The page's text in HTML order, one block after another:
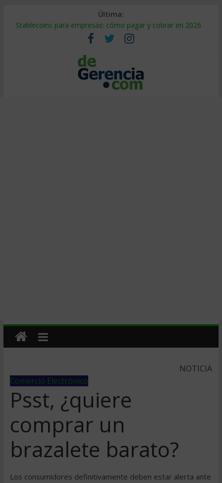
Última:
Mercado hispano de EE. UU.: cómo segmentarlo y venderle
Stablecoins para empresas: cómo pagar y cobrar en 2026
Despido silencioso: qué es y por qué sale tan caro
Trabajo forzoso en la cadena de suministro: qué hacer
NOTICIA
Comercio Electrónico
Psst, ¿quiere
comprar un
brazalete barato?
Los consumidores definitivamente deben estar alerta ante